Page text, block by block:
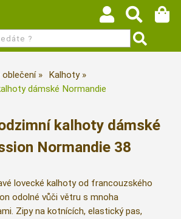
oblečení
Kalhoty
dámské Normandie
kalhoty dámské
Normandie 38
lovecké kalhoty od francouzského
odolné vůči větru s mnoha
Zipy na kotnících, elastický pas,